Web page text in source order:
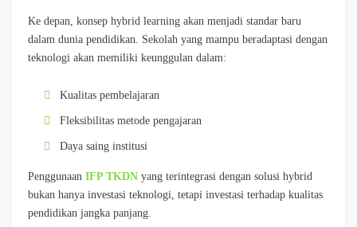
Ke depan, konsep hybrid learning akan menjadi standar baru
dalam dunia pendidikan. Sekolah yang mampu beradaptasi dengan
teknologi akan memiliki keunggulan dalam:
Kualitas pembelajaran
Fleksibilitas metode pengajaran
Daya saing institusi
Penggunaan IFP TKDN yang terintegrasi dengan solusi hybrid
bukan hanya investasi teknologi, tetapi investasi terhadap kualitas
pendidikan jangka panjang.